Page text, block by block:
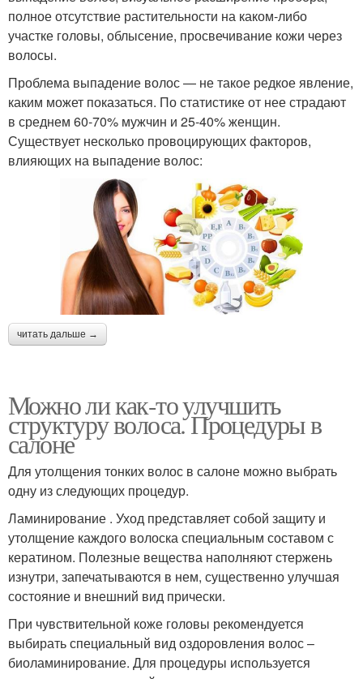
полное отсутствие растительности на каком-либо
участке головы, облысение, просвечивание кожи через
волосы.
Проблема выпадение волос — не такое редкое явление,
каким может показаться. По статистике от нее страдают
в среднем 60-70% мужчин и 25-40% женщин.
Существует несколько провоцирующих факторов,
влияющих на выпадение волос:
читать дальше →
Можно ли как-то улучшить
структуру волоса. Процедуры в
салоне
Для утолщения тонких волос в салоне можно выбрать
одну из следующих процедур.
Ламинирование . Уход представляет собой защиту и
утолщение каждого волоска специальным составом с
кератином. Полезные вещества наполняют стержень
изнутри, запечатываются в нем, существенно улучшая
состояние и внешний вид прически.
При чувствительной коже головы рекомендуется
выбирать специальный вид оздоровления волос –
биоламинирование. Для процедуры используется